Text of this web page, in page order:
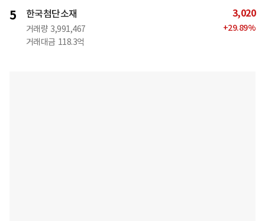
5 한국첨단소재
거래량 3,991,467
거래대금 118.3억
3,020
+29.89%